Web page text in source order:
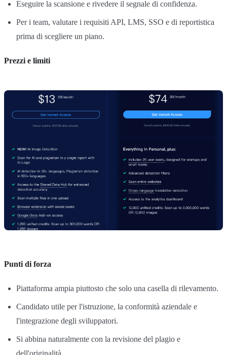
Eseguire la scansione e rivedere il segnale di confidenza.
Per i team, valutare i requisiti API, LMS, SSO e di reportistica
prima di scegliere un piano.
Prezzi e limiti
Punti di forza
Piattaforma ampia piuttosto che solo una casella di rilevamento.
Candidato utile per l'istruzione, la conformità aziendale e
l'integrazione degli sviluppatori.
Si abbina naturalmente con la revisione del plagio e